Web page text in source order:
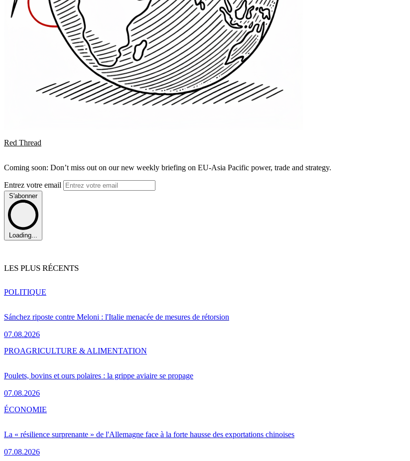
Red Thread
Coming soon: Don’t miss out on our new weekly briefing on EU-Asia Pacific power, trade and strategy.
Entrez votre email
S'abonner
Loading...
LES PLUS RÉCENTS
Sánchez riposte contre Meloni : l'Italie menacée de mesures de rétorsion
07.08.2026
POLITIQUE
Poulets, bovins et ours polaires : la grippe aviaire se propage
07.08.2026
PROAGRICULTURE & ALIMENTATION
La « résilience surprenante » de l'Allemagne face à la forte hausse des exportations chinoises
07.08.2026
ÉCONOMIE